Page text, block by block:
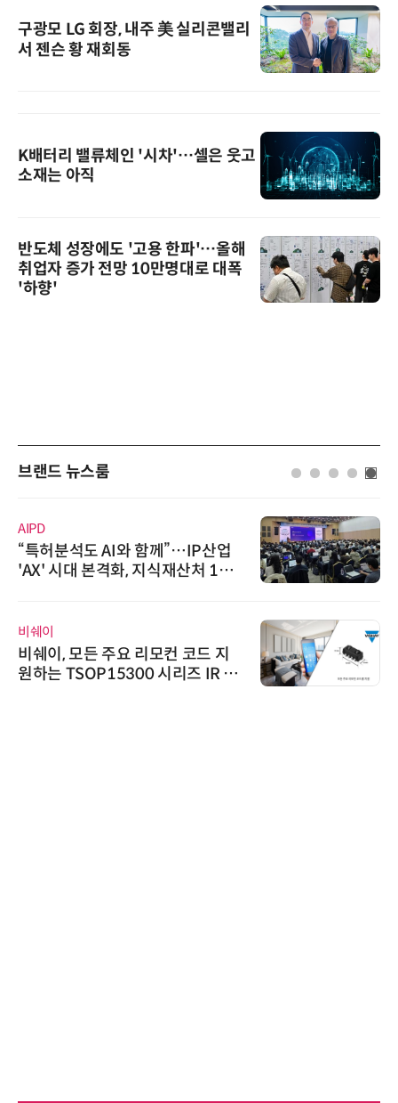
구광모 LG 회장, 내주 美 실리콘밸리
서 젠슨 황 재회동
K배터리 밸류체인 '시차'…셀은 웃고
소재는 아직
반도체 성장에도 '고용 한파'…올해
취업자 증가 전망 10만명대로 대폭
'하향'
브랜드 뉴스룸
AIPD
“특허분석도 AI와 함께”…IP산업
'AX' 시대 본격화, 지식재산처 1호
비쉐이
비쉐이, 모든 주요 리모컨 코드 지
원하는 TSOP15300 시리즈 IR 수